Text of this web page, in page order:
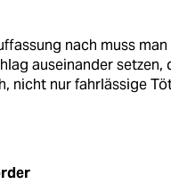
nach muss
auseinander setzen,
nicht nur fahrlässige